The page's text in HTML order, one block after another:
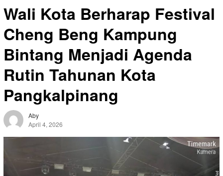
Wali Kota Berharap Festival
Cheng Beng Kampung
Bintang Menjadi Agenda
Rutin Tahunan Kota
Pangkalpinang
Aby
April 4, 2026